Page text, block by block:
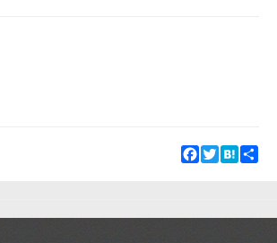
Facebook
TwitterHatena